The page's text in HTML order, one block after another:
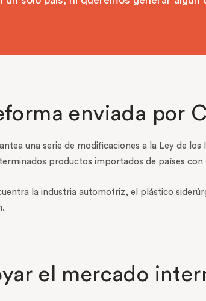
enviada por
una serie de modificaciones a la Ley de
productos importados de países
la industria automotriz, el plástico
el mercado